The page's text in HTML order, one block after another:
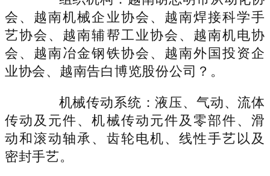
会、越南机械企业协会、越南焊接科学手
艺协会、越南辅帮工业协会、越南机电协
会、越南冶金钢铁协会、越南外国投资企
业协会、越南告白博览股份公司？。
机械传动系统：液压、气动、流体
传动及元件、机械传动元件及零部件、滑
动和滚动轴承、齿轮电机、线性手艺以及
密封手艺。